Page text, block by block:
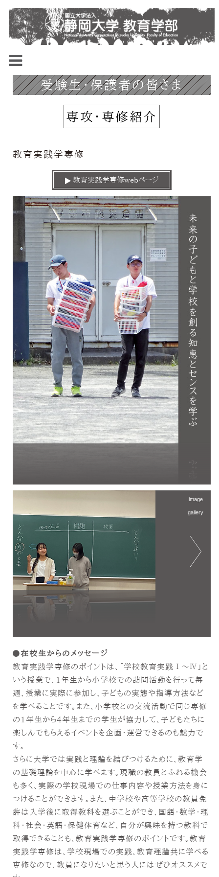
受験生・保護者の皆さま
専攻・専修紹介
教育実践学専修
教育実践学専修webページ
image
gallery
在校生からのメッセージ
教育実践学専修のポイントは、「学校教育実践Ⅰ〜Ⅳ」と
いう授業で、1年生から小学校での訪問活動を行って毎
週、授業に実際に参加し、子どもの実態や指導方法など
を学べることです。また、小学校との交流活動で同じ専修
の1年生から4年生までの学生が協力して、子どもたちに
楽しんでもらえるイベントを企画・運営できるのも魅力で
す。
さらに大学では実践と理論を結びつけるために、教育学
の基礎理論を中心に学べます。現職の教員とふれる機会
も多く、実際の学校現場での仕事内容や授業方法を身に
つけることができます。また、中学校や高等学校の教員免
許は入学後に取得教科を選ぶことができ、国語・数学・理
科・社会・英語・保健体育など、自分が興味を持つ教科で
取得できることも、教育実践学専修のポイントです。教育
実践学専修は、学校現場での実践、教育理論共に学べる
専修なので、教員になりたいと思う人にはぜひオススメで